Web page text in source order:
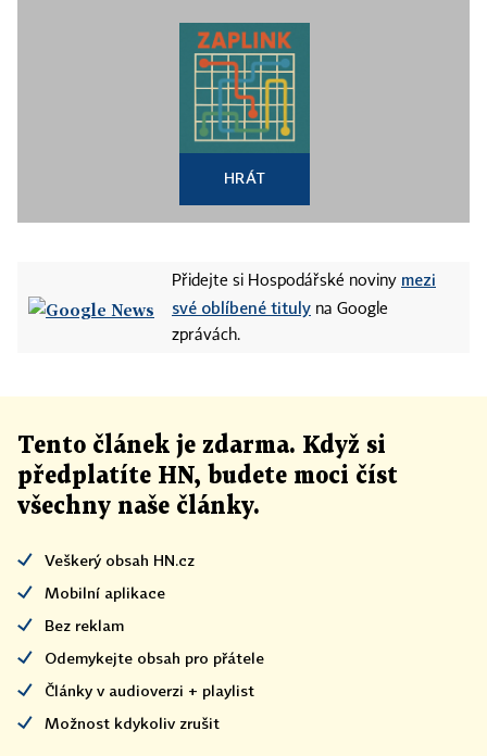
HRÁT
Přidejte si Hospodářské noviny mezi
své oblíbené tituly na Google
zprávách.
Tento článek je zdarma. Když si
předplatíte HN, budete moci číst
všechny naše články.
Veškerý obsah HN.cz
Mobilní aplikace
Bez reklam
Odemykejte obsah pro přátele
Články v audioverzi + playlist
Možnost kdykoliv zrušit